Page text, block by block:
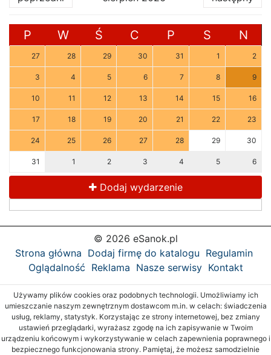
P W Ś C P S N
27 28 29 30 31 1 2
3 4 5 6 7 8 9
10 11 12 13 14 15 16
17 18 19 20 21 22 23
24 25 26 27 28 29 30
31 1 2 3 4 5 6
Dodaj wydarzenie
© 2026 eSanok.pl
Strona główna Dodaj firmę do katalogu Regulamin
Oglądalność Reklama Nasze serwisy Kontakt
Używamy plików cookies oraz podobnych technologii. Umożliwiamy ich
umieszczanie naszym zewnętrznym dostawcom m.in. w celach: świadczenia
usług, reklamy, statystyk. Korzystając ze strony internetowej, bez zmiany
ustawień przeglądarki, wyrażasz zgodę na ich zapisywanie w Twoim
urządzeniu końcowym i wykorzystywanie w celach zapewnienia poprawnego i
bezpiecznego funkcjonowania strony. Pamiętaj, że możesz samodzielnie